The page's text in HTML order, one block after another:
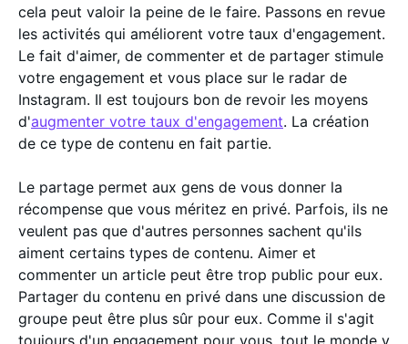
cela peut valoir la peine de le faire. Passons en revue
les activités qui améliorent votre taux d'engagement.
Le fait d'aimer, de commenter et de partager stimule
votre engagement et vous place sur le radar de
Instagram. Il est toujours bon de revoir les moyens
d'augmenter votre taux d'engagement. La création
de ce type de contenu en fait partie.
Le partage permet aux gens de vous donner la
récompense que vous méritez en privé. Parfois, ils ne
veulent pas que d'autres personnes sachent qu'ils
aiment certains types de contenu. Aimer et
commenter un article peut être trop public pour eux.
Partager du contenu en privé dans une discussion de
groupe peut être plus sûr pour eux. Comme il s'agit
toujours d'un engagement pour vous, tout le monde y